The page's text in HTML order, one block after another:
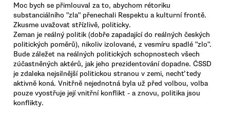
Moc bych se přimlouval za to, abychom rétoriku
substanciálního "zla" přenechali Respektu a kulturní frontě.
Zkusme uvažovat střízlivě, politicky.
Zeman je reálný politik (dobře zapadající do reálných českých
politických poměrů), nikoliv izolované, z vesmíru spadlé "zlo".
Bude záležet na reálných politických schopnostech všech
zúčastněných aktérů, jak jeho prezidentování dopadne. ČSSD
je zdaleka nejsilnější politickou stranou v zemi, nechť tedy
aktivně koná. Vnitřně nejednotná byla už před volbou, volba
pouze vyostřuje její vnitřní konflikt - a znovu, politika jsou
konflikty.